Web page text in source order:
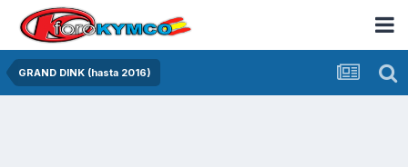
GRAND DINK (hasta 2016)